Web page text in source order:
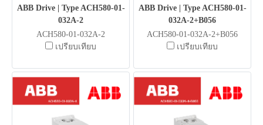
ABB Drive | Type ACH580-01-
032A-2
ACH580-01-032A-2
เปรียบเทียบ
ABB Drive | Type ACH580-01-
032A-2+B056
ACH580-01-032A-2+B056
เปรียบเทียบ